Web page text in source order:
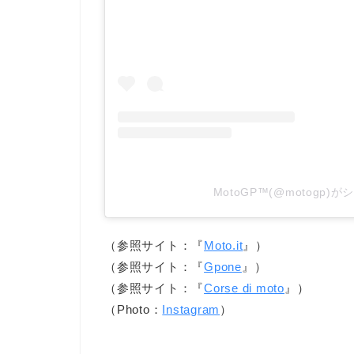
MotoGP™(@motogp)がシ
（参照サイト：『Moto.it 』）
（参照サイト：『Gpone 』）
（参照サイト：『Corse di moto 』）
（Photo： Instagram ）